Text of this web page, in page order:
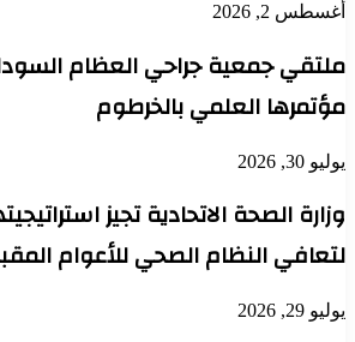
أغسطس 2, 2026
ملتقي جمعية جراحي العظام
مؤتمرها العلمي بالخرطوم
يوليو 30, 2026
وزارة الصحة الاتحادية تجيز
لتعافي النظام الصحي للأعوام
يوليو 29, 2026